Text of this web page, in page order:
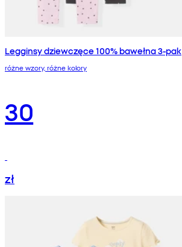
Legginsy dziewczęce 100% bawełna 3-pak
różne wzory, różne kolory
30
zł